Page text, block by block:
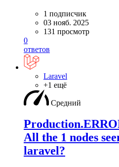
1 подписчик
03 нояб. 2025
131 просмотр
0
ответов
Laravel
+1 ещё
Средний
All the 1 nodes
laravel?